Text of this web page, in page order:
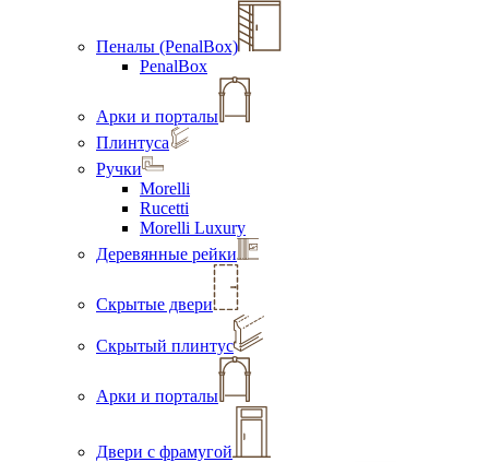
Пеналы (PenalBox)
PenalBox
Арки и порталы
Плинтуса
Ручки
Morelli
Rucetti
Morelli Luxury
Деревянные рейки
Скрытые двери
Скрытый плинтус
Арки и порталы
Двери с фрамугой